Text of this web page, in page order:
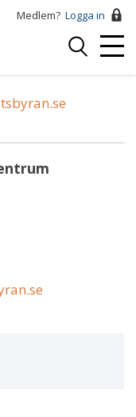
Medlem? Logga in
Logga